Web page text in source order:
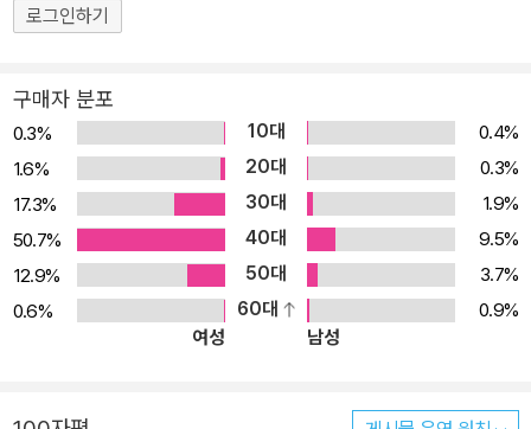
낚시를 배우며 우연히 작은 물고기 한 마리를 낚게 됩니다. 안톤은 그
작은 유리병에 담아 보관합니다. ‘피라니아’라는 무시무시한 육식어
이름을 붙이고, 다정히 대화를 나누며 마음을 터놓습니다. 안톤이 휴
가지에서 유일한 친구를 사귄 셈이죠. 이 과정에서 우스꽝스러운 곱
슬머리를 한, 거들먹거리는 푸들머리(푸들 같은 외모 때문에 안톤이
지어 낸 별명)와 다툼이 생기고, 자신의 ‘피라니아’를 보호하기 위해
태어나서 처음으로 폭력을 사용하게 됩니다. 우여곡절을 겪은 후 집
으로 돌아가는 마지막 날, 피라니아를 다시 호수에 풀어 주기로 합니
다. 안톤은 그의 말 못 하는 다정한 친구를 직접 호수에 되돌려주고 싶
어서 아무도 일어나지 않은 새벽에 몰래 캠핑카를 빠져 나옵니다. 그
서 실수로 호수에 빠집니다. 호수는 그의 생각과는 반대로 아늑한 자
로그인하기
구매자 분포
0.3% 10대
0.4%
1.6%
20대
0.3%
17.3%
30대
1.9%
50.7%
40대
9.5%
12.9%
50대
3.7%
0.6%
60대
0.9%
여성
남성